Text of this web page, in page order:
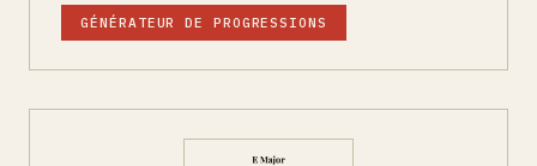
GÉNÉRATEUR DE PROGRESSIONS